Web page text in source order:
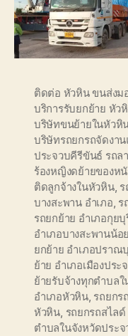
ติดต่อ หัวหิน ขนส่งม
บริการรับยกย้าย หัว
บริษัทขนย้ายในหัวหิ
บริษัทรถยกรถจัดงา
ประจวบคีรีขันธ์ รถล
ร้องหญิงดย้ายของห
ติดลูกจ้างในหัวหิน,
บางสะพาน อำเภอ, ร
รถยกย้าย อำเภอกุยบุ
อำเภอบางสะพานน้อย
ยกย้าย อำเภอปราณ
ย้าย อำเภอเมืองปร
ย้ายรับจ้างทุกตำบล
อำเภอหัวหิน, รถยกร
หัวหิน, รถยกรถสไล
ตำบลในจังหวัดประ